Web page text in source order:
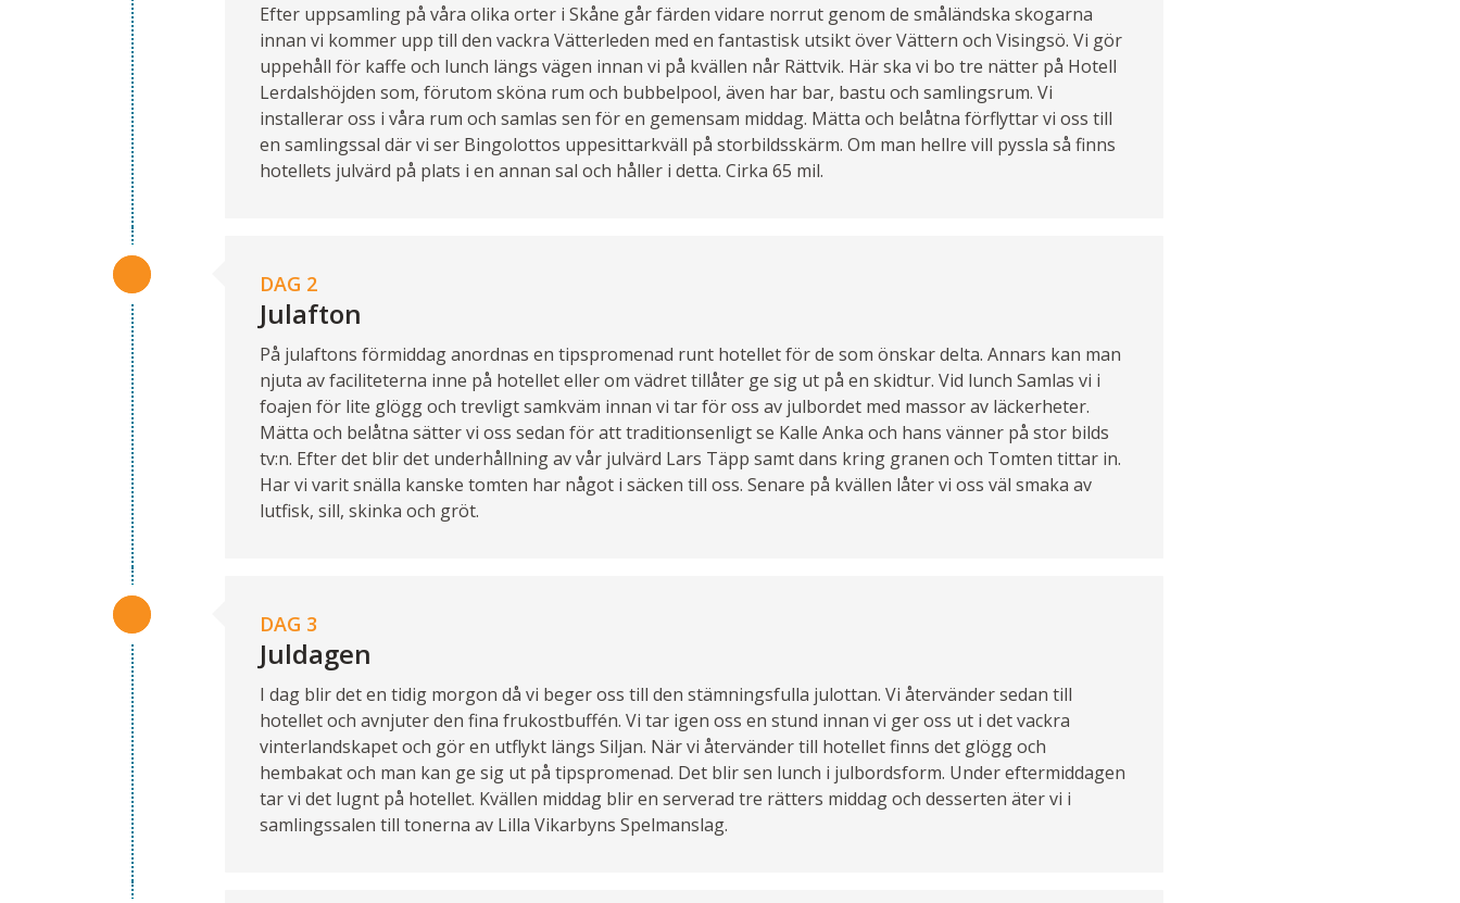
Efter uppsamling på våra olika orter i Skåne går färden vidare norrut genom de småländska skogarna
innan vi kommer upp till den vackra Vätterleden med en fantastisk utsikt över Vättern och Visingsö. Vi gör
uppehåll för kaffe och lunch längs vägen innan vi på kvällen når Rättvik. Här ska vi bo tre nätter på Hotell
Lerdalshöjden som, förutom sköna rum och bubbelpool, även har bar, bastu och samlingsrum. Vi
installerar oss i våra rum och samlas sen för en gemensam middag. Mätta och belåtna förflyttar vi oss till
en samlingssal där vi ser Bingolottos uppesittarkväll på storbildsskärm. Om man hellre vill pyssla så finns
hotellets julvärd på plats i en annan sal och håller i detta. Cirka 65 mil.
DAG 2
Julafton
På julaftons förmiddag anordnas en tipspromenad runt hotellet för de som önskar delta. Annars kan man
njuta av faciliteterna inne på hotellet eller om vädret tillåter ge sig ut på en skidtur. Vid lunch Samlas vi i
foajen för lite glögg och trevligt samkväm innan vi tar för oss av julbordet med massor av läckerheter.
Mätta och belåtna sätter vi oss sedan för att traditionsenligt se Kalle Anka och hans vänner på stor bilds
tv:n. Efter det blir det underhållning av vår julvärd Lars Täpp samt dans kring granen och Tomten tittar in.
Har vi varit snälla kanske tomten har något i säcken till oss. Senare på kvällen låter vi oss väl smaka av
lutfisk, sill, skinka och gröt.
DAG 3
Juldagen
I dag blir det en tidig morgon då vi beger oss till den stämningsfulla julottan. Vi återvänder sedan till
hotellet och avnjuter den fina frukostbuffén. Vi tar igen oss en stund innan vi ger oss ut i det vackra
vinterlandskapet och gör en utflykt längs Siljan. När vi återvänder till hotellet finns det glögg och
hembakat och man kan ge sig ut på tipspromenad. Det blir sen lunch i julbordsform. Under eftermiddagen
tar vi det lugnt på hotellet. Kvällen middag blir en serverad tre rätters middag och desserten äter vi i
samlingssalen till tonerna av Lilla Vikarbyns Spelmanslag.